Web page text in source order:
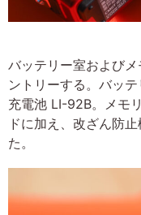
バッテリー室および
ントリーする。バッ
充電池 LI-92B。メモ
ドに加え、改ざん防
た。